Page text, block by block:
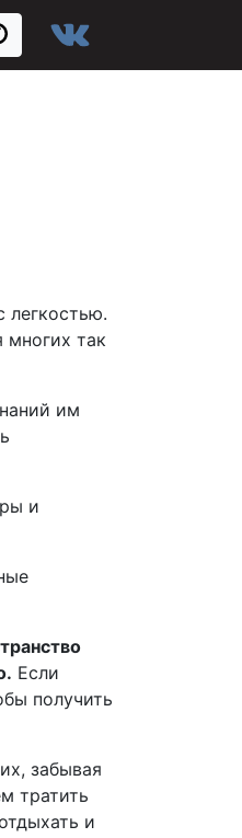
легкостью.
так
им
и
Если
получить
забывая
тратить
и